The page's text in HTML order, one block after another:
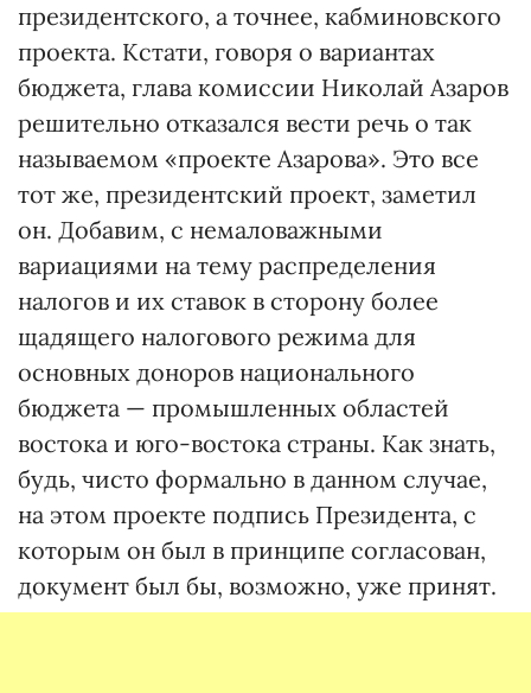
президентского, а точнее, кабминовского
проекта. Кстати, говоря о вариантах
бюджета, глава комиссии Николай Азаров
решительно отказался вести речь о так
называемом «проекте Азарова». Это все
тот же, президентский проект, заметил
он. Добавим, с немаловажными
вариациями на тему распределения
налогов и их ставок в сторону более
щадящего налогового режима для
основных доноров национального
бюджета — промышленных областей
востока и юго-востока страны. Как знать,
будь, чисто формально в данном случае,
на этом проекте подпись Президента, с
которым он был в принципе согласован,
документ был бы, возможно, уже принят.